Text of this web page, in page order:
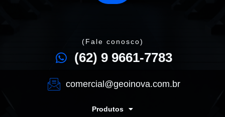
Produtos
(Fale conosco)
(62) 9 9661-7783
comercial@geoinova.com.br